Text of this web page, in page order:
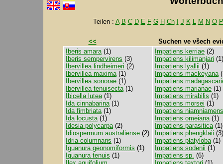
Teilen : A B C D E F G H Ch J K L M N O P
<<
Suchen ve všech
Iberis amara(1)
Iberis sempervirens (3)
Ibervillea lindheimeri (2)
Ibervillea maxima(1)
Ibervillea sonorae (1)
Ibervillea tenuisecta(1)
Ibicella lutea(1)
Ida cinnabarina(1)
Ida fimbriata(1)
Ida locusta(1)
Idesia polycarpa(2)
Idiospermum australiense (2)
Idria columnaris (1)
Iguanura geonomiformis (1)
Iguanura tenuis (1)
Impatiens kerriae (2)
Impatiens kilimanjari (1)
Impatiens lyallii (1)
Impatiens mackeyana
Impatiens
Impatiens marianae (1)
Impatiens mirabilis (1)
Impatiens morsei (1)
Impatiens
Impatiens omeiana(1)
Impatiens parasitica(1)
Impatiens phengklaii (3)
Impatiens platyloba(1)
Impatiens sodenii (1)
Impatiens sp. (6)